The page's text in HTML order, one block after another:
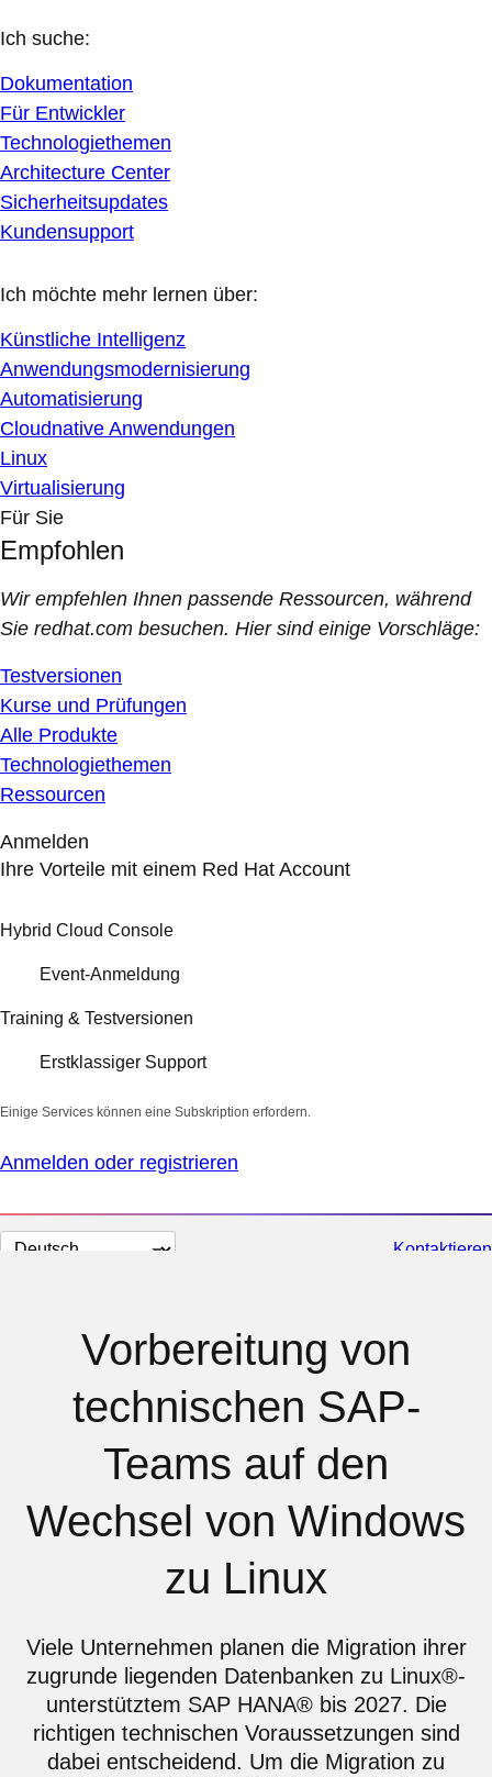
Ich suche:
Dokumentation
Für Entwickler
Technologiethemen
Architecture Center
Sicherheitsupdates
Kundensupport
Ich möchte mehr lernen über:
Künstliche Intelligenz
Anwendungsmodernisierung
Automatisierung
Cloudnative Anwendungen
Linux
Virtualisierung
Für Sie
Empfohlen
Wir empfehlen Ihnen passende Ressourcen, während
Sie redhat.com besuchen. Hier sind einige Vorschläge:
Testversionen
Kurse und Prüfungen
Alle Produkte
Technologiethemen
Ressourcen
Anmelden
Ihre Vorteile mit einem Red Hat Account
Hybrid Cloud Console
Event-Anmeldung
Training & Testversionen
Erstklassiger Support
Einige Services können eine Subskription erfordern.
Anmelden oder registrieren
Sprache
Kontaktieren
Vorbereitung von
technischen SAP-
Teams auf den
Wechsel von Windows
zu Linux
Viele Unternehmen planen die Migration ihrer
zugrunde liegenden Datenbanken zu Linux®-
unterstütztem SAP HANA® bis 2027. Die
richtigen technischen Voraussetzungen sind
dabei entscheidend. Um die Migration zu